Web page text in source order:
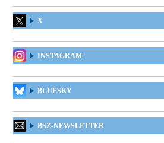
X
INSTAGRAM
BLUESKY
BSZ-NEWSLETTER